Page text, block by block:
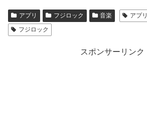
アプリ フジロック 音楽 アプリ
フジロック
スポンサーリンク